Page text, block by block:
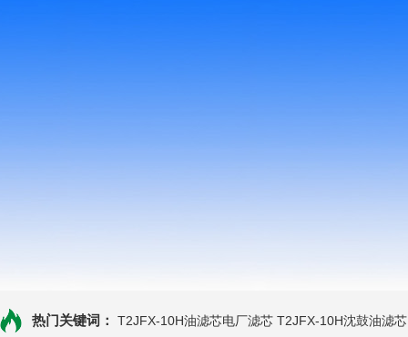
热门关键词： T2JFX-10H油滤芯电厂滤芯 T2JFX-10H沈鼓油滤芯